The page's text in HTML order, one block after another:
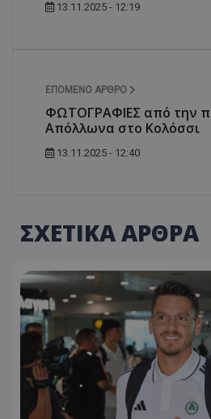
13.11.2025 - 12:19
ΕΠΌΜΕΝΟ ΆΡΘΡΟ
ΦΩΤΟΓΡΑΦΙΕΣ από την
Απόλλωνα στο Κολόσσι
13.11.2025 - 12:40
ΣΧΕΤΙΚΑ ΑΡΘΡΑ